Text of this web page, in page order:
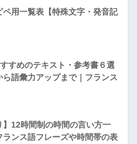
ペ用一覧表【特殊文字・発音記
すめのテキスト・参考書６選
ら語彙力アップまで｜フランス
】12時間制の時間の言い方一
ランス語フレーズや時間帯の表